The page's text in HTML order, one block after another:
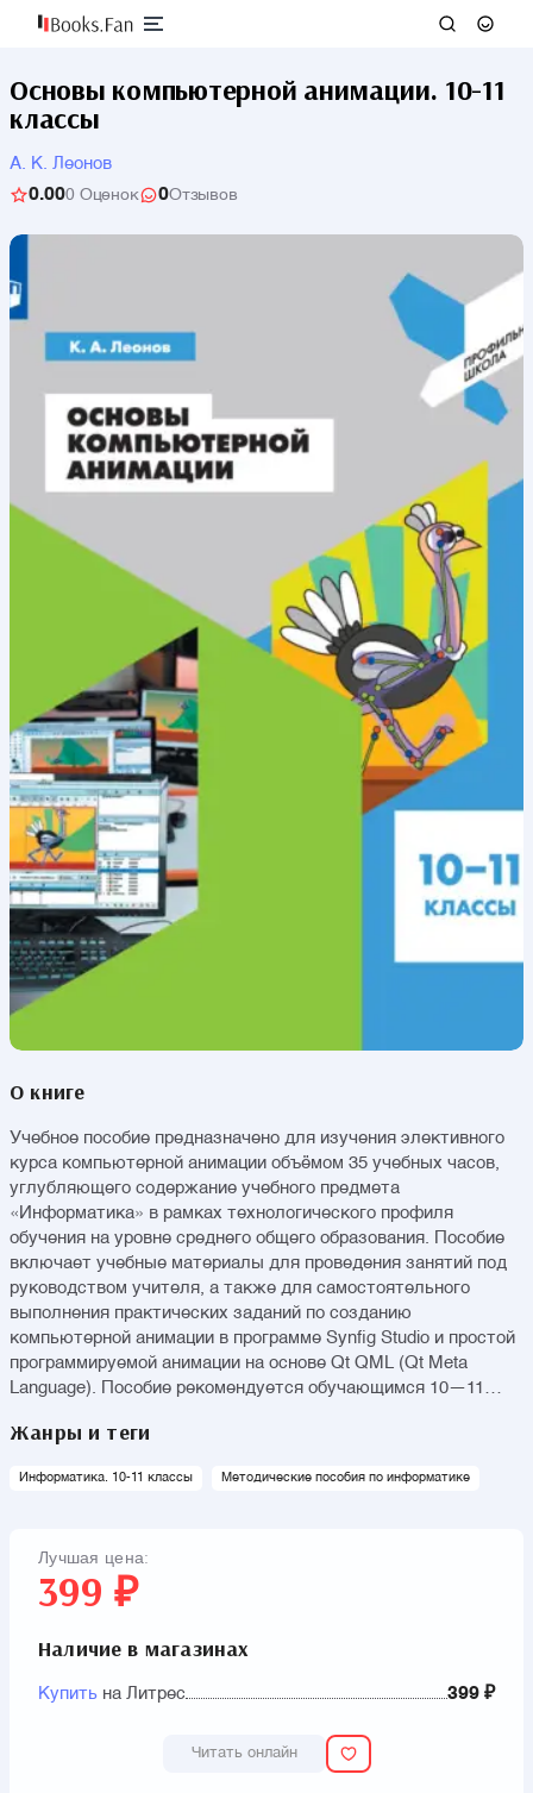
Основы компьютерной анимации. 10-11
классы
А. К. Леонов
0.000 Оценок 0Отзывов
О книге
Учебное пособие предназначено для изучения элективного
курса компьютерной анимации объёмом 35 учебных часов,
углубляющего содержание учебного предмета
«Информатика» в рамках технологического профиля
обучения на уровне среднего общего образования. Пособие
включает учебные материалы для проведения занятий под
руководством учителя, а также для самостоятельного
выполнения практических заданий по созданию
компьютерной анимации в программе Synfig Studio и простой
программируемой анимации на основе Qt QML (Qt Meta
Language). Пособие рекомендуется обучающимся 10—11
предпрофильного обучения при проведении факультативов
Федеральному государственному образовательному
Жанры и теги
Информатика. 10-11 классы Методические пособия по информатике
Лучшая цена:
399 ₽
Наличие в магазинах
Купить на Литрес 399 ₽
Читать онлайн